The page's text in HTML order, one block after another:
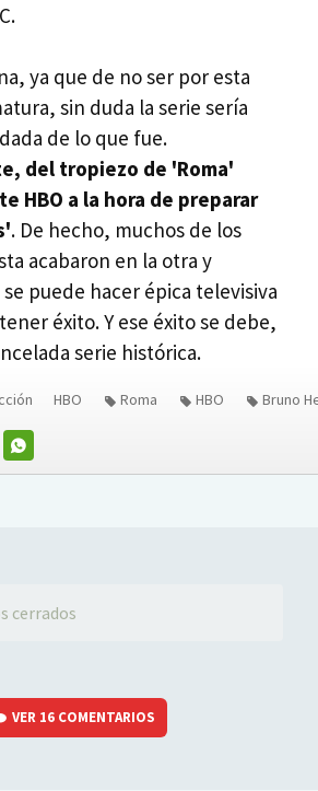
ya que de no ser por esta
sin duda la serie sería
de lo que fue.
del tropiezo de 'Roma'
HBO a la hora de preparar
. De hecho, muchos de los
acabaron en la otra y
puede hacer épica televisiva
éxito. Y ese éxito se debe,
serie histórica.
WHATSAPP
HBO Roma HBO Bruno
cerrados
VER 16 COMENTARIOS